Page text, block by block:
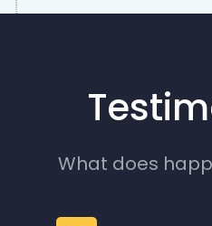
What does